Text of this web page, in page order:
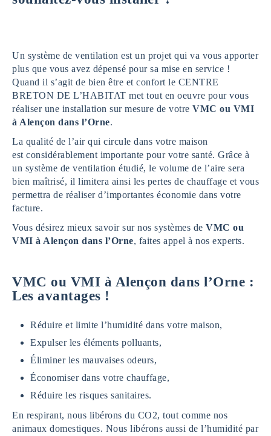
Un système de ventilation est un projet qui va vous apporter
plus que vous avez dépensé pour sa mise en service !
Quand il s’agit de bien être et confort le CENTRE
BRETON DE L’HABITAT met tout en oeuvre pour vous
réaliser une installation sur mesure de votre VMC ou VMI
à Alençon dans l’Orne.
La qualité de l’air qui circule dans votre maison
est considérablement importante pour votre santé. Grâce à
un système de ventilation étudié, le volume de l’aire sera
bien maîtrisé, il limitera ainsi les pertes de chauffage et vous
permettra de réaliser d’importantes économie dans votre
facture.
Vous désirez mieux savoir sur nos systèmes de VMC ou
VMI à Alençon dans l’Orne, faites appel à nos experts.
VMC ou VMI à Alençon dans l’Orne :
Les avantages !
Réduire et limite l’humidité dans votre maison,
Expulser les éléments polluants,
Éliminer les mauvaises odeurs,
Économiser dans votre chauffage,
Réduire les risques sanitaires.
En respirant, nous libérons du CO2, tout comme nos
animaux domestiques. Nous libérons aussi de l’humidité par